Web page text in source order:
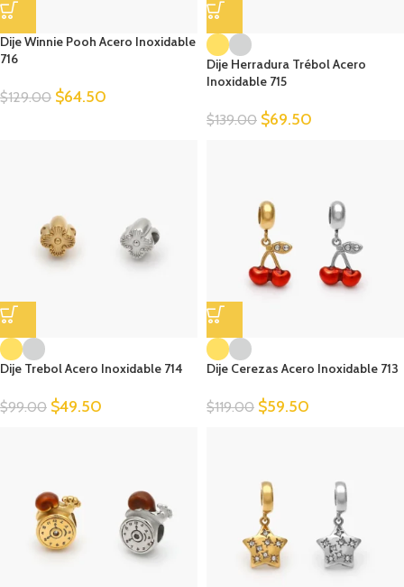
Dije Winnie Pooh Acero Inoxidable
716
$129.00 $64.50
Dije Herradura Trébol Acero
Inoxidable 715
$139.00 $69.50
Dije Trebol Acero Inoxidable 714
$99.00 $49.50
Dije Cerezas Acero Inoxidable 713
$119.00 $59.50